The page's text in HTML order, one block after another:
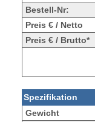
Bestell-Nr:
Preis € / Netto
Preis € / Brutto*
Spezifikation
Gewicht